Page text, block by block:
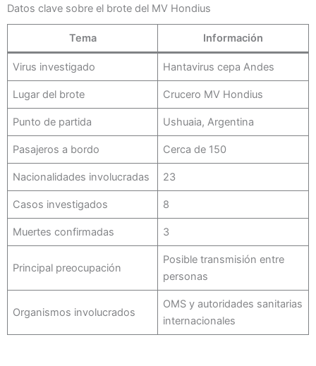
Datos clave sobre el brote del MV Hondius
Tema Información
Virus investigado Hantavirus cepa Andes
Lugar del brote Crucero MV Hondius
Punto de partida Ushuaia, Argentina
Pasajeros a bordo Cerca de 150
Nacionalidades involucradas 23
Casos investigados 8
Muertes confirmadas 3
Principal preocupación
Posible transmisión entre
personas
Organismos involucrados
OMS y autoridades sanitarias
internacionales